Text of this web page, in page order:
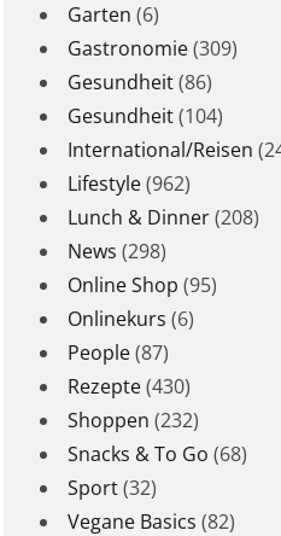
Garten (6)
Gastronomie(309)
Gesundheit(86)
Gesundheit(104)
International/Reisen
Lifestyle(962)
Lunch & Dinner(208)
News (298)
Online Shop (95)
Onlinekurs (6)
People(87)
Rezepte(430)
Shoppen (232)
Snacks & To Go (68)
Sport(32)
Vegane Basics (82)